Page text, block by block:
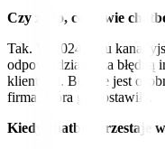
Czy za to, co powie
Tak. W 2024 roku
odpowiedzialną za błędną
klientowi. Bot nie jest
firma, która go postawiła.
Kiedy chatbot przestaje